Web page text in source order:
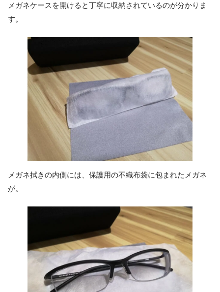
メガネケースを開けると丁寧に収納されているのが分かりま
す。
メガネ拭きの内側には、保護用の不織布袋に包まれたメガネ
が。